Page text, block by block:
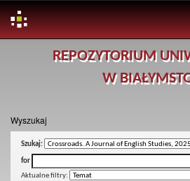
REPOZYTORIUM
W
Wyszukaj
Szukaj:
for
Aktualne filtry: